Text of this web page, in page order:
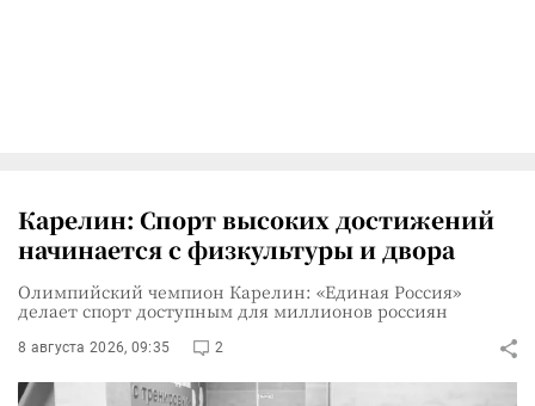
Карелин: Спорт высоких достижений
начинается с физкультуры и двора
Олимпийский чемпион Карелин: «Единая Россия»
делает спорт доступным для миллионов россиян
8 августа 2026, 09:35 2